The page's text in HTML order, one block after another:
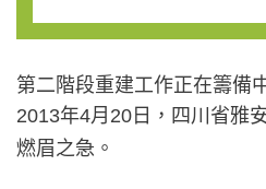
第二階段重建工作正在籌備
2013年4月20日，四川省雅
燃眉之急。